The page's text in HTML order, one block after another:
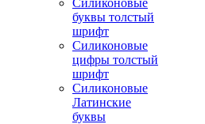
Силиконовые
буквы толстый
шрифт
Силиконовые
цифры толстый
шрифт
Силиконовые
Латинские
буквы